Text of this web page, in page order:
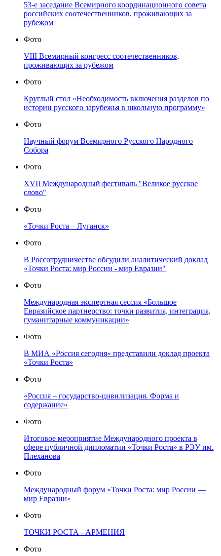
53-е заседание Всемирного координационного совета
российских соотечественников, проживающих за
рубежом
Фото
VIII Всемирный конгресс соотечественников,
проживающих за рубежом
Фото
Круглый стол «Необходимость включения разделов по
истории русского зарубежья в школьную программу»
Фото
Научный форум Всемирного Русского Народного
Собора
Фото
XVII Международный фестиваль "Великое русское
слово"
Фото
«Точки Роста – Луганск»
Фото
В Россотрудничестве обсудили аналитический доклад
«Точки Роста: мир России - мир Евразии"
Фото
Международная экспертная сессия «Большое
Евразийское партнерство: точки развития, интеграция,
гуманитарные коммуникации»
Фото
В МИА «Россия сегодня» представили доклад проекта
«Точки Роста»
Фото
«Россия – государство-цивилизация. Форма и
содержание»
Фото
Итоговое мероприятие Международного проекта в
сфере публичной дипломатии «Точки Роста» в РЭУ им.
Плеханова
Фото
Международный форум «Точки Роста: мир России —
мир Евразии»
Фото
ТОЧКИ РОСТА - АРМЕНИЯ
Фото